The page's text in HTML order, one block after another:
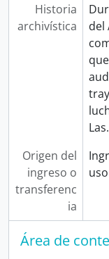
Historia
archivística
del
Las
Origen del
ingreso o
transferenc
ia
Área de